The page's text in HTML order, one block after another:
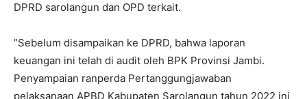
DPRD sarolangun dan OPD terkait.
”Sebelum disampaikan ke DPRD, bahwa laporan
keuangan ini telah di audit oleh BPK Provinsi Jambi.
Penyampaian ranperda Pertanggungjawaban
pelaksanaan APBD Kabupaten Sarolangun tahun 2022 ini